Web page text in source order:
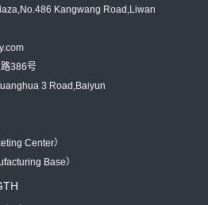
Kangwang Road,Liwan
386号
3 Road,Baiyun
Center）
Base）